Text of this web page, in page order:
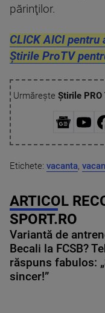
părinţilor.
CLICK AICI
Știrile ProTV
Urmărește Știrile PRO
Etichete: vacanta,
ARTICOL
SPORT.RO
Variantă de
Becali la FCSB?
răspuns fabulos:
sincer!”